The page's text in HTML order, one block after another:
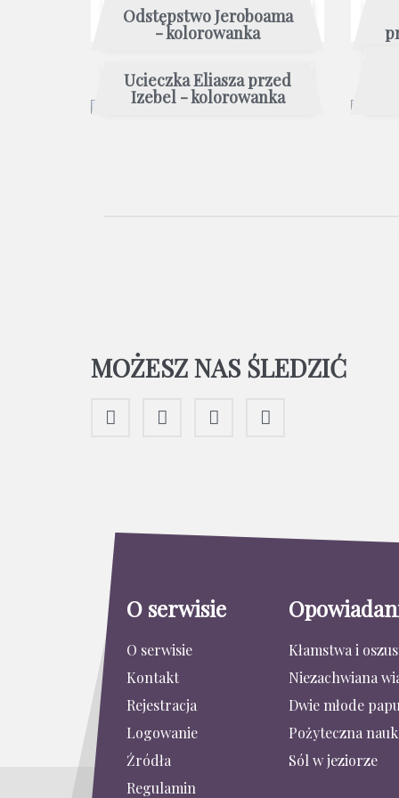
Odstępstwo Jeroboama
- kolorowanka
Ucieczka Eliasza przed
Izebel - kolorowanka
MOŻESZ NAS ŚLEDZIĆ
O serwisie
O serwisie
Kontakt
Rejestracja
Logowanie
Źródła
Regulamin
Kłamstwa i
Niezachwiana
Dwie młode
Pożyteczna
Sól w jeziorze